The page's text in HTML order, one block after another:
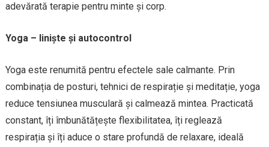
adevărată terapie pentru minte și corp.
Yoga – liniște și autocontrol
Yoga este renumită pentru efectele sale calmante. Prin
combinația de posturi, tehnici de respirație și meditație, yoga
reduce tensiunea musculară și calmează mintea. Practicată
constant, îți îmbunătățește flexibilitatea, îți reglează
respirația și îți aduce o stare profundă de relaxare, ideală